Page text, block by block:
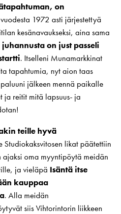
on
1972 asti järjestettyä
kesänavaukseksi, aina sama
on just passeli
. Itselleni Munamarkkinat
tapahtumia, nyt aion taas
jälkeen mennä paikalle
ja reitit mitä lapsuus- ja
teille hyvä
Studiokaksvitosen likat päätettiin
oma myyntipöytä meidän
ja vieläpä Isäntä itse
kauppaa
. Alla meidän
siis Vihtorintorin liikkeen